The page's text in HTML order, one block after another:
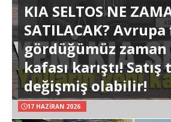
KIA SELTOS NE
SATILACAK? Avrupa
gördüğümüz
kafası karıştı!
değişmiş olabilir!
17 HAZIRAN 2026